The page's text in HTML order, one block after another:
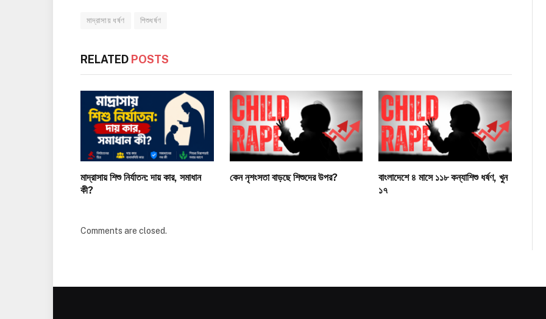
মাদ্রাসায় ধর্ষণ শিশুধর্ষণ
RELATED POSTS
মাদ্রাসায় শিশু নির্যাতন: দায় কার, সমাধান
কী?
কেন নৃশংসতা বাড়ছে শিশুদের উপর?
বাংলাদেশে ৪ মাসে ১১৮ কন্যাশিশু ধর্ষণ, খুন
১৭
Comments are closed.